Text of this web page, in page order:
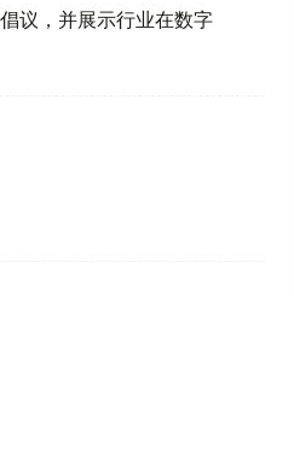
议，并展示行业在数字